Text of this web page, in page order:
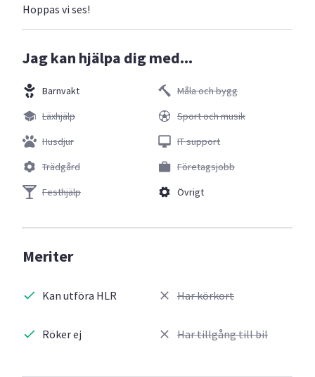
Hoppas vi ses!
Jag kan hjälpa dig med...
Barnvakt
Läxhjälp
Husdjur
Trädgård
Festhjälp
Måla och bygg
Sport och musik
IT support
Företagsjobb
Övrigt
Meriter
Kan utföra HLR
Röker ej
Har körkort
Har tillgång till bil